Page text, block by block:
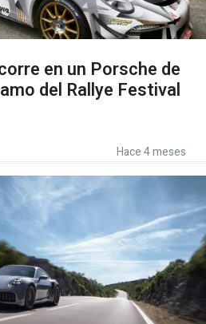
en un Porsche de
del Rallye Festival
Hace 4 meses